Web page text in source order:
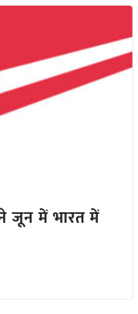
जून में भारत में